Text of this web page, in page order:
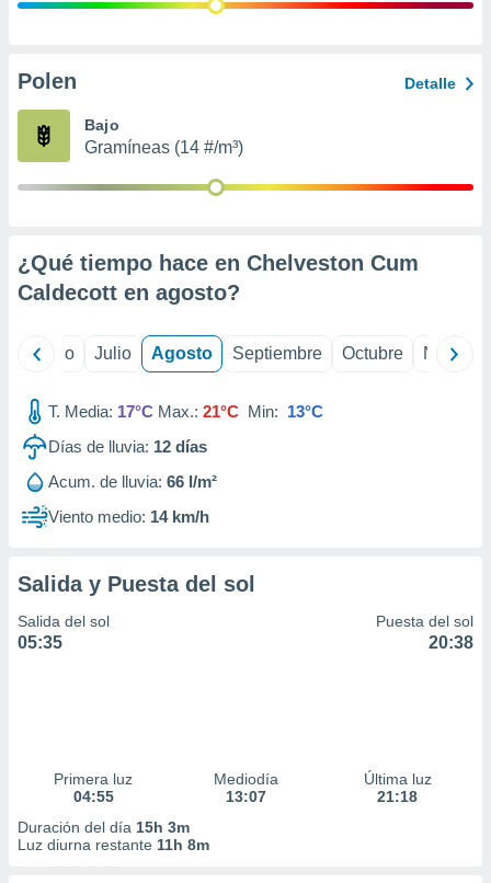
e
publicidad
Polen Detalle
Bajo
Gramíneas (14 #/m³)
¿Qué tiempo hace en Chelveston Cum
Caldecott en agosto?
Junio Julio Agosto Septiembre Octubre
T. Media: 17°C Max.: 21°C Min: 13°C
Días de lluvia: 12 días
Acum. de lluvia: 66 l/m²
Viento medio: 14 km/h
Salida y Puesta del sol
Salida del sol
05:35
Puesta del sol
20:38
Primera luz
04:55
Mediodía
13:07
Última luz
21:18
Duración del día 15h 3m
Luz diurna restante 11h 8m